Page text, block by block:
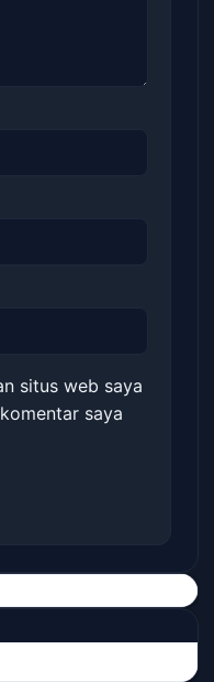
situs web saya
saya